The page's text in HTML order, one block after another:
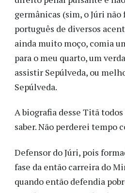
germânicas (sim, o Júri não
português de diversos
ainda muito moço, comia
para o meu quarto, um
assistir Sepúlveda, ou
Sepúlveda.
A biografia desse Titã
saber. Não perderei tempo
Defensor do Júri, pois
fase da então carreira do
quando então defendia